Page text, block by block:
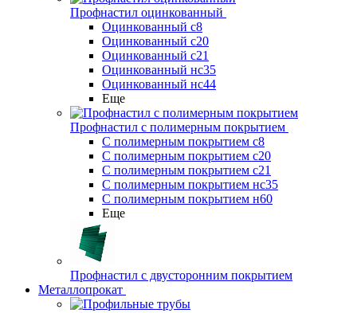
Профнастил оцинкованный
Оцинкованный с8
Оцинкованный с20
Оцинкованный с21
Оцинкованный нс35
Оцинкованный нс44
Еще
Профнастил с полимерным покрытием
С полимерным покрытием с8
С полимерным покрытием с20
С полимерным покрытием с21
С полимерным покрытием нс35
С полимерным покрытием н60
Еще
Профнастил с двусторонним покрытием
Металлопрокат